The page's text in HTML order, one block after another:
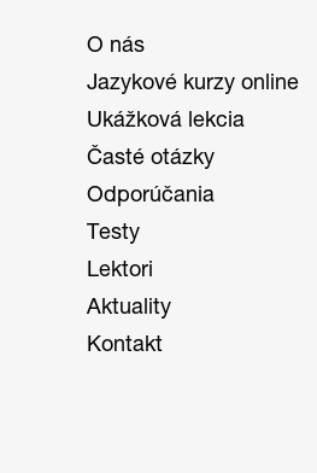
O nás
Jazykové kurzy online
Ukážková lekcia
Časté otázky
Odporúčania
Testy
Lektori
Aktuality
Kontakt